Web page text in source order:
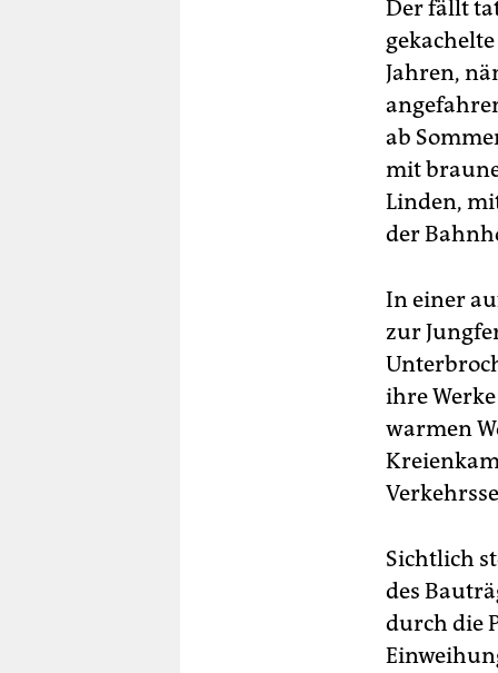
Der fällt
Jahren,
ab
mit
Linden,
der
In einer
zur
ihre
warmen
Sichtlich
des
durch die